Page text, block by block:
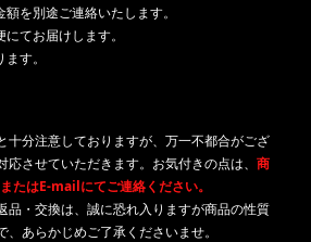
を別途ご連絡いたします。
てお届けします。
す。
十分注意しておりますが、万一不都合がござ
させていただきます。お気付きの点は、 商
たはE-mailにてご連絡ください。
品・交換は、誠に恐れ入りますが商品の性質
あらかじめご了承くださいませ。